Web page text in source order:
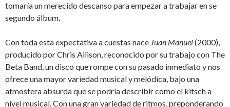
tomaría un merecido descanso para empezar a trabajar en se
segundo álbum.
Con toda esta expectativa a cuestas nace Juan Manuel(2000),
producido por Chris Allison, reconocido por su trabajo con The
Beta Band, un disco que rompe con su pasado inmediato y nos
ofrece una mayor variedad musical y melódica, bajo una
atmosfera absurda que se podría describir como el kitsch a
nivel musical. Con una gran variedad de ritmos, preponderando